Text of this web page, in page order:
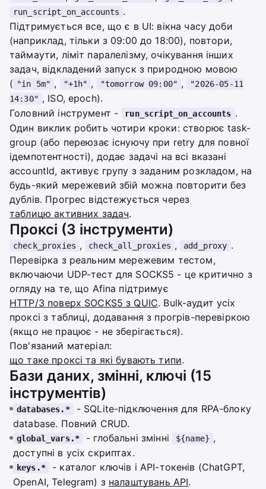
run_script_on_accounts .
Підтримується все, що є в UI: вікна часу доби
(наприклад, тільки з 09:00 до 18:00), повтори,
таймаути, ліміт паралелізму, очікування інших
задач, відкладений запуск з природною мовою
( "in 5m" , "+1h" , "tomorrow 09:00" ,
"2026-05-11
14:30" , ISO, epoch).
Головний інструмент -
run_script_on_accounts .
Один виклик робить чотири кроки: створює task-
group (або переюзає існуючу при retry для повної
ідемпотентності), додає задачі на всі вказані
accountId, активує групу з заданим розкладом, на
будь-який мережевий збій можна повторити без
дублів. Прогрес відстежується через
таблицю активних задач.
Проксі (3 інструменти)
check_proxies , check_all_proxies , add_proxy .
Перевірка з реальним мережевим тестом,
включаючи UDP-тест для SOCKS5 - це критично з
огляду на те, що Afina підтримує
HTTP/3 поверх SOCKS5 з QUIC. Bulk-аудит усіх
проксі з таблиці, додавання з прогрів-перевіркою
(якщо не працює - не зберігається).
Пов'язаний матеріал:
що таке проксі та які бувають типи.
Бази даних, змінні, ключі (15
інструментів)
databases.*
- SQLite-підключення для RPA-блоку
database. Повний CRUD.
global_vars.* - глобальні змінні ${name} ,
доступні в усіх скриптах.
keys.*
- каталог ключів і API-токенів (ChatGPT,
OpenAI, Telegram) з налаштувань API.